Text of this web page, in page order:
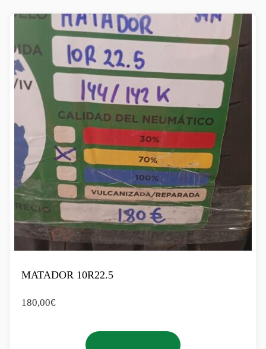
MATADOR 10R22.5
180,00€